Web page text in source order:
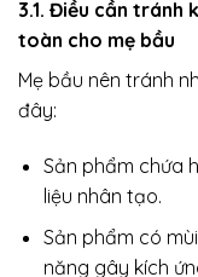
3.1. Điều cần tránh
toàn cho mẹ bầu
Mẹ bầu nên tránh
đây:
Sản phẩm chứa
liệu nhân tạo.
Sản phẩm có
năng gây kích